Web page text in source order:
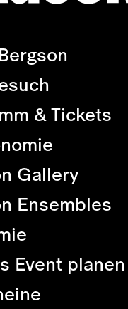
& Tickets
Gallery
Ensembles
Event planen